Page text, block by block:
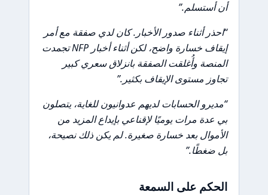
أن أستسلم.”
“احذر أثناء صدور الأخبار. كان لدي صفقة مع أمر
إيقاف خسارة واضح، لكن أثناء أخبار NFP تجمدت
المنصة وأُغلقت الصفقة بانزلاق سعري كبير
تجاوز مستوى الإيقاف بكثير.”
“مديرو الحسابات لديهم عدوانيون للغاية، يتصلون
بي عدة مرات يوميًا لإقناعي بإيداع المزيد من
الأموال بعد خسارة صغيرة. لم يكن ذلك نصيحة،
بل ضغطًا.”
الحكم على السمعة